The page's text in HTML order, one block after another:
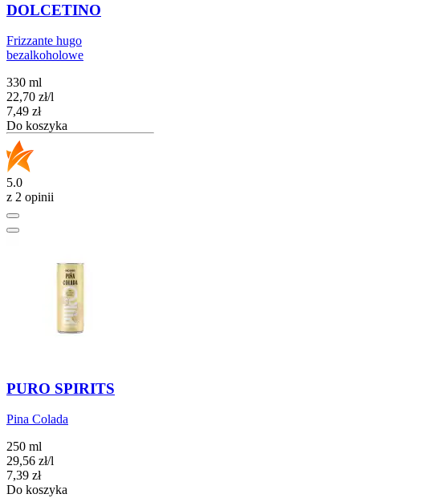
DOLCETINO
Frizzante hugo
bezalkoholowe
330 ml
22,70 zł/l
Cena
7,49 zł
Do koszyka
5.0
z 2 opinii
PURO SPIRITS
Pina Colada
250 ml
29,56 zł/l
Cena
7,39 zł
Do koszyka